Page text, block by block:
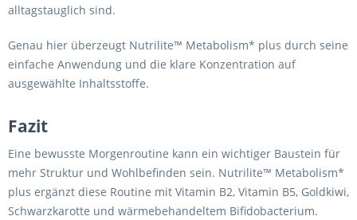
alltagstauglich sind.
Genau hier überzeugt Nutrilite™ Metabolism* plus durch seine
einfache Anwendung und die klare Konzentration auf
ausgewählte Inhaltsstoffe.
Fazit
Eine bewusste Morgenroutine kann ein wichtiger Baustein für
mehr Struktur und Wohlbefinden sein. Nutrilite™ Metabolism*
plus ergänzt diese Routine mit Vitamin B2, Vitamin B5, Goldkiwi,
Schwarzkarotte und wärmebehandeltem Bifidobacterium.